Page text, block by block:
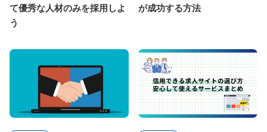
て優秀な人材のみを採用しよ
う
が成功する方法